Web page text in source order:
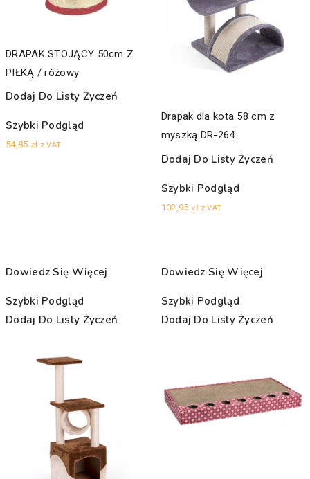
DRAPAK STOJĄCY 50cm Z
PIŁKĄ / różowy
Dodaj Do Listy Życzeń
Szybki Podgląd
54,85 zł z VAT
Drapak dla kota 58 cm z
myszką DR-264
Dodaj Do Listy Życzeń
Szybki Podgląd
102,95 zł z VAT
Dowiedz Się Więcej
Szybki Podgląd
Dodaj Do Listy Życzeń
Dowiedz Się Więcej
Szybki Podgląd
Dodaj Do Listy Życzeń